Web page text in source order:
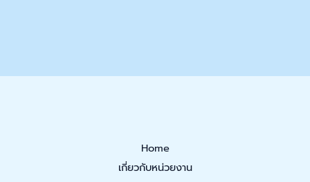
Home
เกี่ยวกับหน่วยงาน